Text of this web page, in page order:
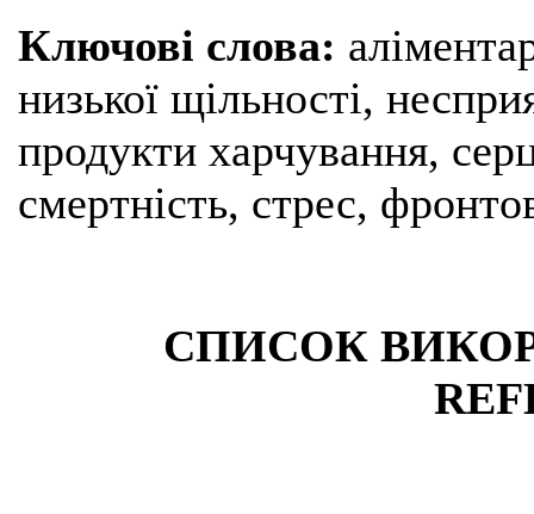
Ключові слова:
низької щільності,
продукти харчування,
смертність, стрес,
СПИСОК